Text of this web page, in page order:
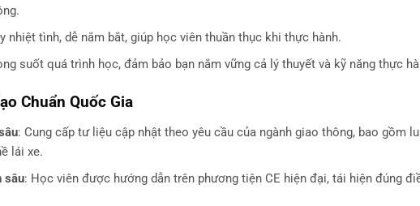
nhiệt tình, dễ nắm bắt, giúp học viên thuần thục khi thực hành.
suốt quá trình học, đảm bảo bạn nắm vững cả lý thuyết và kỹ năng thực
Chuẩn Quốc Gia
: Cung cấp tư liệu cập nhật theo yêu cầu của ngành giao thông, bao gồm
lái xe.
sâu: Học viên được hướng dẫn trên phương tiện CE hiện đại, tái hiện đúng